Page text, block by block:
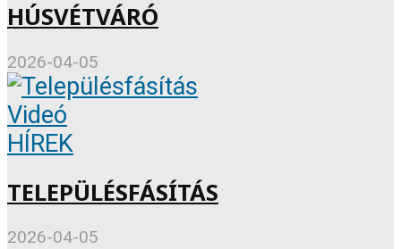
HÚSVÉTVÁRÓ
2026-04-05
Videó
HÍREK
TELEPÜLÉSFÁSÍTÁS
2026-04-05